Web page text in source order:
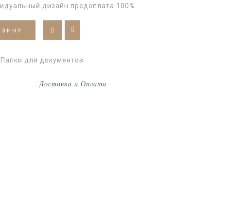
дизайн предоплата 100%.
Папки для документов
Доставка и Оплата